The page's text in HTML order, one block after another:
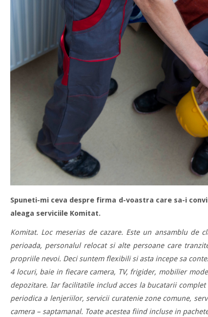
Spuneti-mi ceva despre firma d-voastra care sa-i
aleaga serviciile Komitat.
Komitat. Loc meserias de cazare. Este un ansamblu de
perioada, personalul relocat si alte persoane care
propriile nevoi. Deci suntem flexibili si asta incepe sa
4 locuri, baie in fiecare camera, TV, frigider, mobilier
depozitare. Iar facilitatile includ acces la bucatarii
periodica a lenjeriilor, servicii curatenie zone comune,
camera – saptamanal. Toate acestea fiind incluse in